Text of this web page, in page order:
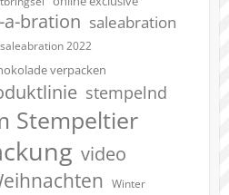
a-bration saleabration
saleabration 2022
verpacken
stempelnd
Stempeltier
video
Winter